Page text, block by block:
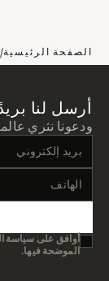
الصفحة الرئيسية/
أرسل لنا
ودعونا نثري
أوافق على سياسة
الموضحة فيها.